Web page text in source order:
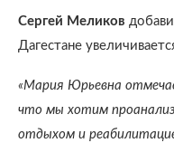
Сергей Меликов
Дагестане
«Мария Юрьевна
что мы хотим
отдыхом и